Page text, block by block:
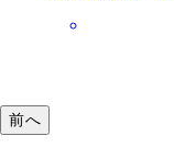
前へ